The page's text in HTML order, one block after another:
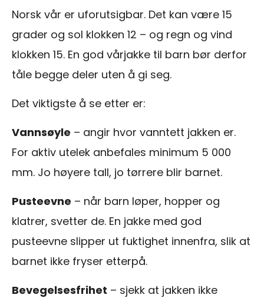
Norsk vår er uforutsigbar. Det kan være 15
grader og sol klokken 12 – og regn og vind
klokken 15. En god vårjakke til barn bør derfor
tåle begge deler uten å gi seg.
Det viktigste å se etter er:
Vannsøyle – angir hvor vanntett jakken er.
For aktiv utelek anbefales minimum 5 000
mm. Jo høyere tall, jo tørrere blir barnet.
Pusteevne – når barn løper, hopper og
klatrer, svetter de. En jakke med god
pusteevne slipper ut fuktighet innenfra, slik at
barnet ikke fryser etterpå.
Bevegelsesfrihet – sjekk at jakken ikke